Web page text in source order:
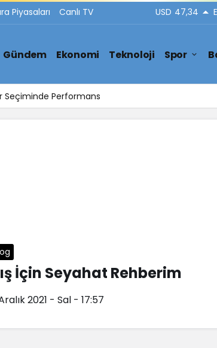
Piyasaları Canlı TV USD 47,34
Gündem Ekonomi Teknoloji Spor
Seçiminde Performans
İçin Seyahat Rehberim
2021 - Sal - 17:57